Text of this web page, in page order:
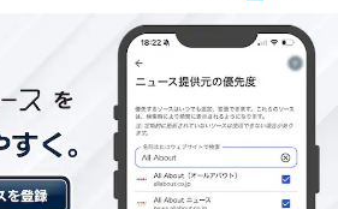
メール、Safari、メモ、Pages、
マップ、メッセージ、リマインダ
先といったアップル製のアプリの
ー製のアプリにも、対応している